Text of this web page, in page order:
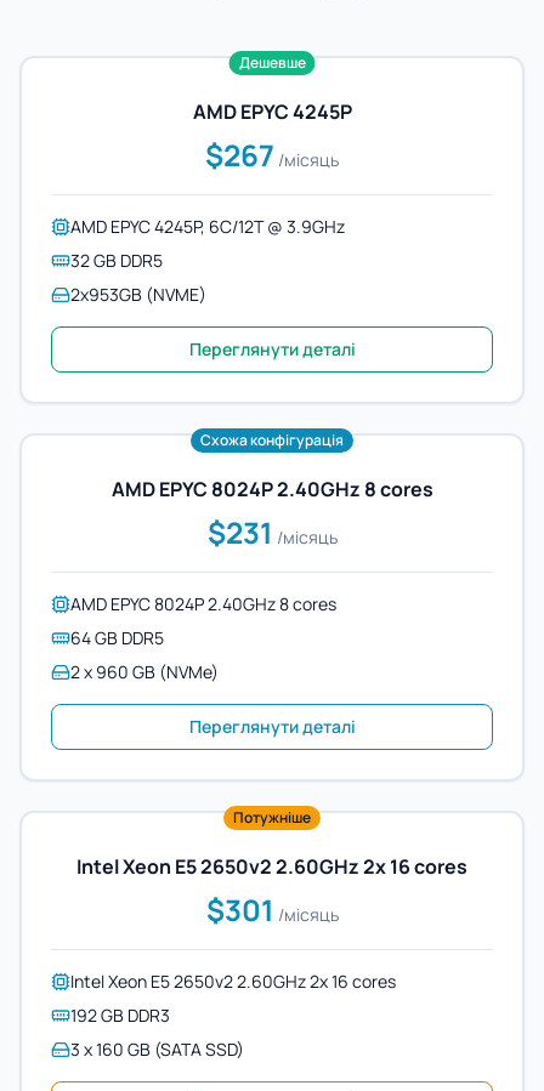
Дешевше
AMD EPYC 4245P
$267 /місяць
AMD EPYC 4245P, 6C/12T @ 3.9GHz
32 GB DDR5
2x953GB (NVME)
Переглянути деталі
Схожа конфігурація
AMD EPYC 8024P 2.40GHz 8 cores
$231 /місяць
AMD EPYC 8024P 2.40GHz 8 cores
64 GB DDR5
2 x 960 GB (NVMe)
Переглянути деталі
Потужніше
Intel Xeon E5 2650v2 2.60GHz 2x 16 cores
$301 /місяць
Intel Xeon E5 2650v2 2.60GHz 2x 16 cores
192 GB DDR3
3 x 160 GB (SATA SSD)